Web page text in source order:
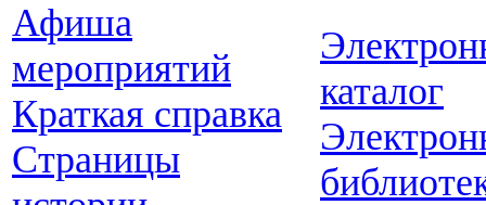
Афиша
мероприятий
Краткая справка
Страницы
каталог